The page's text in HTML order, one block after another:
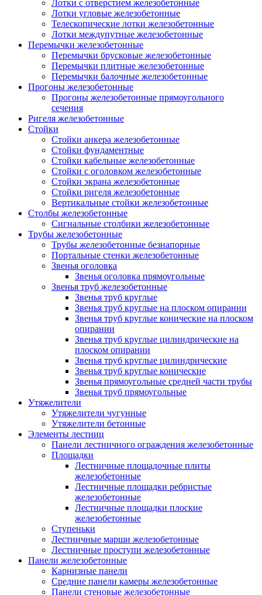
Лотки с отверстием железобетонные
Лотки угловые железобетонные
Телескопические лотки железобетонные
Лотки междупутные железобетонные
Перемычки железобетонные
Перемычки брусковые железобетонные
Перемычки плитные железобетонные
Перемычки балочные железобетонные
Прогоны железобетонные
Прогоны железобетонные прямоугольного
сечения
Ригеля железобетонные
Стойки
Стойки анкера железобетонные
Стойки фундаментные
Стойки кабельные железобетонные
Стойки с оголовком железобетонные
Стойки экрана железобетонные
Стойки ригеля железобетонные
Вертикальные стойки железобетонные
Столбы железобетонные
Сигнальные столбики железобетонные
Трубы железобетонные
Трубы железобетонные безнапорные
Портальные стенки железобетонные
Звенья оголовка
Звенья оголовка прямоугольные
Звенья труб железобетонные
Звенья труб круглые
Звенья труб круглые на плоском опирании
Звенья труб круглые конические на плоском
опирании
Звенья труб круглые цилиндрические на
плоском опирании
Звенья труб круглые цилиндрические
Звенья труб круглые конические
Звенья прямоугольные средней части трубы
Звенья труб прямоугольные
Утяжелители
Утяжелители чугунные
Утяжелители бетонные
Элементы лестниц
Панели лестничного ограждения железобетонные
Площадки
Лестничные площадочные плиты
железобетонные
Лестничные площадки ребристые
железобетонные
Лестничные площадки плоские
железобетонные
Ступеньки
Лестничные марши железобетонные
Лестничные проступи железобетонные
Панели железобетонные
Карнизные панели
Средние панели камеры железобетонные
Панели стеновые железобетонные